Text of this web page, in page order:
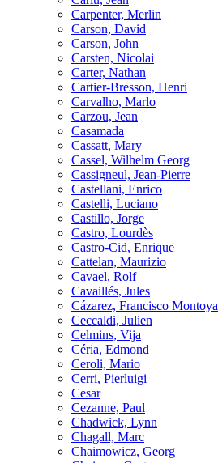
Carpenter, Merlin
Carson, David
Carson, John
Carsten, Nicolai
Carter, Nathan
Cartier-Bresson, Henri
Carvalho, Marlo
Carzou, Jean
Casamada
Cassatt, Mary
Cassel, Wilhelm Georg
Cassigneul, Jean-Pierre
Castellani, Enrico
Castelli, Luciano
Castillo, Jorge
Castro, Lourdès
Castro-Cid, Enrique
Cattelan, Maurizio
Cavael, Rolf
Cavaillés, Jules
Cázarez, Francisco Montoya
Ceccaldi, Julien
Celmins, Vija
Céria, Edmond
Ceroli, Mario
Cerri, Pierluigi
Cesar
Cezanne, Paul
Chadwick, Lynn
Chagall, Marc
Chaimowicz, Georg